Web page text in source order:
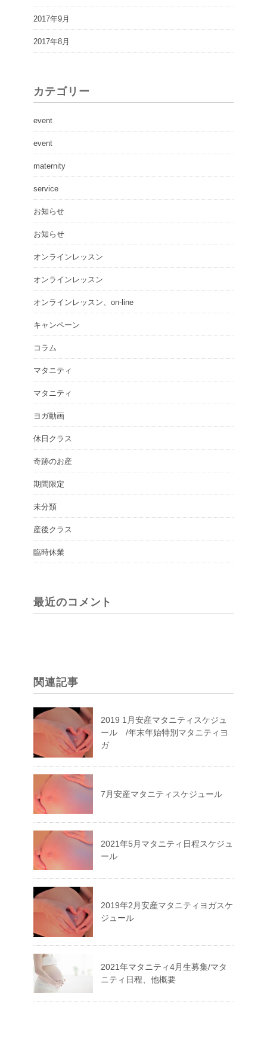
2017年9月
2017年8月
カテゴリー
event
event
maternity
service
お知らせ
お知らせ
オンラインレッスン
オンラインレッスン
オンラインレッスン、on-line
キャンペーン
コラム
マタニティ
マタニティ
ヨガ動画
休日クラス
奇跡のお産
期間限定
未分類
産後クラス
臨時休業
最近のコメント
関連記事
2019 1月安産マタニティスケジュ
ール /年末年始特別マタニティヨ
ガ
7月安産マタニティスケジュール
2021年5月マタニティ日程スケジュ
ール
2019年2月安産マタニティヨガスケ
ジュール
2021年マタニティ4月生募集/マタ
ニティ日程、他概要